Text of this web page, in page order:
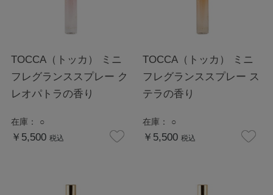
TOCCA（トッカ） ミニ
フレグランススプレー ク
レオパトラの香り
在庫： ○
￥5,500 税込
TOCCA（トッカ） ミニ
フレグランススプレー ス
テラの香り
在庫： ○
￥5,500 税込